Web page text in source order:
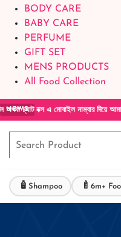
BODY CARE
BABY CARE
PERFUME
GIFT SET
MENS PRODUCTS
All Food Collection
NEWSদিয়ে আমাদের সাথে সরাসরি
🧴 Shampoo 🍼 6m+